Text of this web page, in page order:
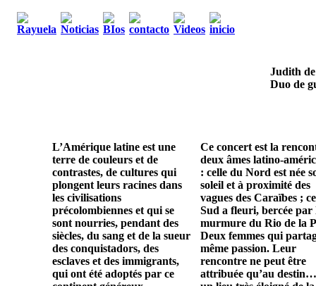
Judith
Duo de
L’Amérique latine est une
terre de couleurs et de
contrastes, de cultures qui
plongent leurs racines dans
les civilisations
précolombiennes et qui se
sont nourries, pendant des
siècles, du sang et de la sueur
des conquistadors, des
esclaves et des immigrants,
qui ont été adoptés par ce
Ce concert est la
deux âmes latino-
: celle du Nord est née
soleil et à proximité des
vagues des Caraïbes ;
Sud a fleuri, bercée par
murmure du Rio de la
Deux femmes qui
même passion. Leur
rencontre ne peut être
attribuée qu’au